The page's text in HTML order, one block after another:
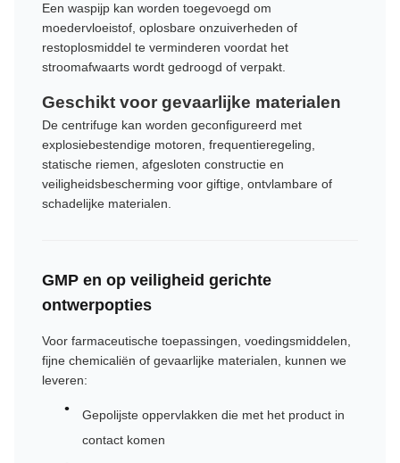
Een waspijp kan worden toegevoegd om
moedervloeistof, oplosbare onzuiverheden of
restoplosmiddel te verminderen voordat het
stroomafwaarts wordt gedroogd of verpakt.
Geschikt voor gevaarlijke materialen
De centrifuge kan worden geconfigureerd met
explosiebestendige motoren, frequentieregeling,
statische riemen, afgesloten constructie en
veiligheidsbescherming voor giftige, ontvlambare of
schadelijke materialen.
GMP en op veiligheid gerichte
ontwerpopties
Voor farmaceutische toepassingen, voedingsmiddelen,
fijne chemicaliën of gevaarlijke materialen, kunnen we
leveren:
Gepolijste oppervlakken die met het product in
contact komen